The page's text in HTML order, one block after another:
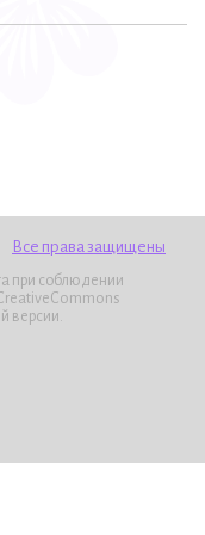
Все права защищены
при соблюдении
версии.